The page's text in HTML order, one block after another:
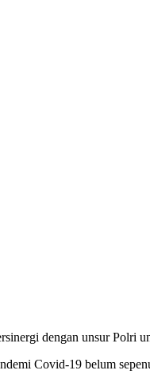
dengan unsur Polri
Covid-19 belum